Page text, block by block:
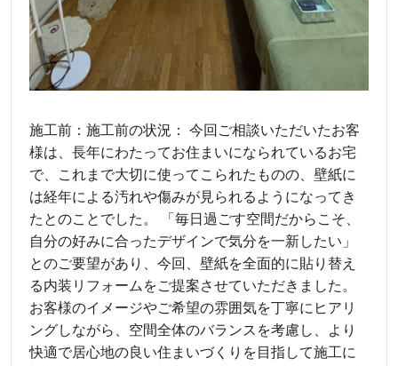
施工前：施工前の状況： 今回ご相談いただいたお客
様は、長年にわたってお住まいになられているお宅
で、これまで大切に使ってこられたものの、壁紙に
は経年による汚れや傷みが見られるようになってき
たとのことでした。 「毎日過ごす空間だからこそ、
自分の好みに合ったデザインで気分を一新したい」
とのご要望があり、今回、壁紙を全面的に貼り替え
る内装リフォームをご提案させていただきました。
お客様のイメージやご希望の雰囲気を丁寧にヒアリ
ングしながら、空間全体のバランスを考慮し、より
快適で居心地の良い住まいづくりを目指して施工に